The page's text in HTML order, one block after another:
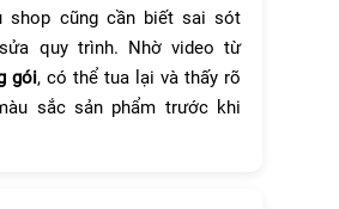
shop cũng cần biết sai sót
quy trình. Nhờ video từ
gói, có thể tua lại và thấy rõ
sắc sản phẩm trước khi